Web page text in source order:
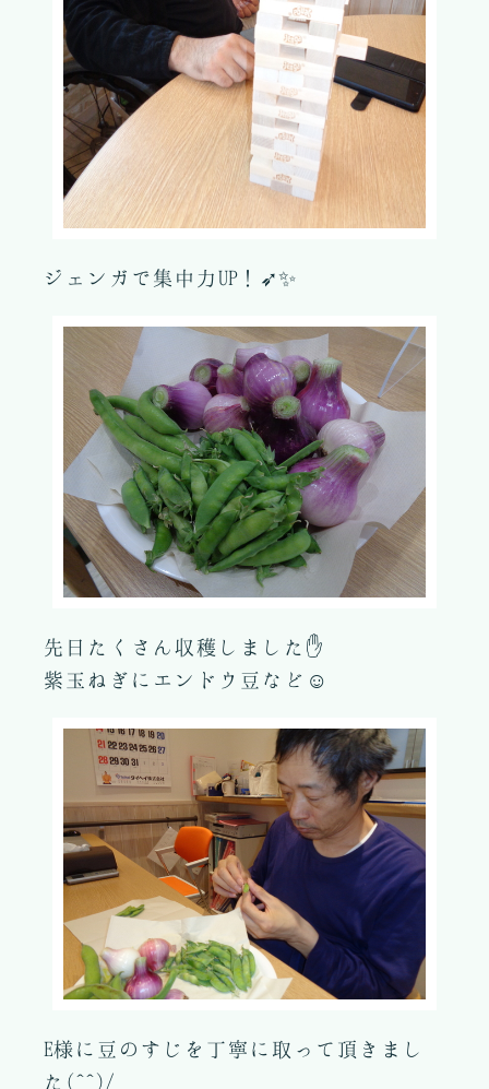
ジェンガで集中力UP！➶✨
先日たくさん収穫しました✋
紫玉ねぎにエンドウ豆など☺
E様に豆のすじを丁寧に取って頂きまし
た(^^)/